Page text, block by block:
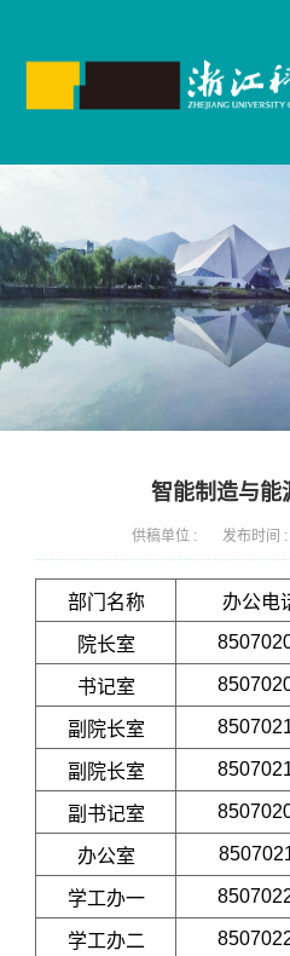
智能制造与能
供稿单位 : 发布时间 :
部门名称 办公电
院长室
书记室
副院长室
副院长室
副书记室
办公室
学工办一
学工办二